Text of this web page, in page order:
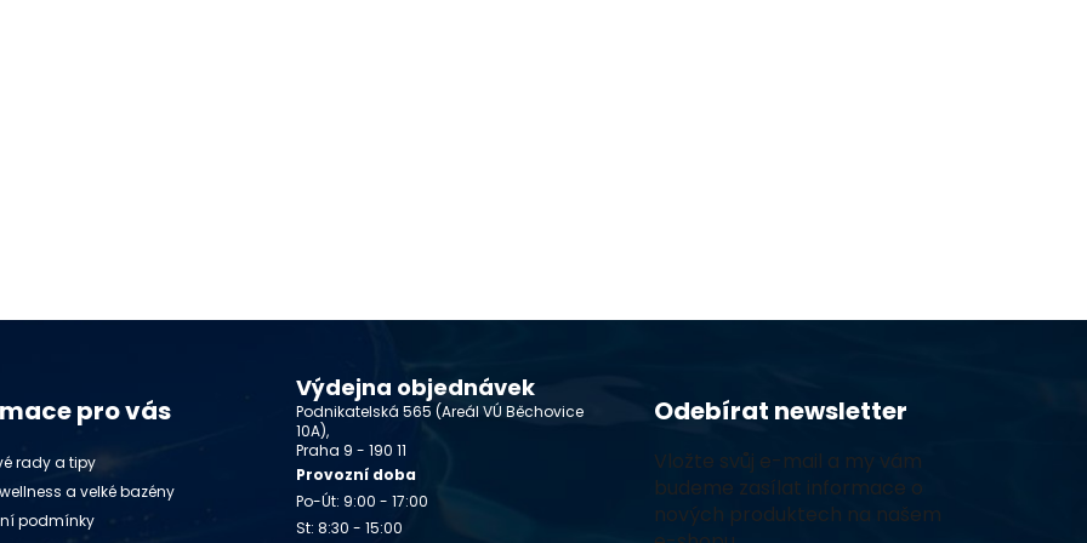
pro vás
rady a tipy
a velké bazény
podmínky
Výdejna objednávek
Podnikatelská 565 (Areál VÚ Běchovice
10A),
Praha 9 - 190 11
Provozní doba
Po-Út: 9:00 - 17:00
St: 8:30 - 15:00
Odebírat newsletter
Vložte svůj e-mail a my vám
budeme zasílat informace o
nových produktech na našem